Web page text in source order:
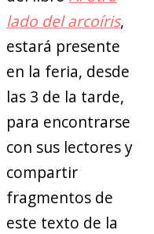
lado del arcoíris,
estará presente
en la feria, desde
las 3 de la tarde,
para encontrarse
con sus lectores y
compartir
fragmentos de
este texto de la